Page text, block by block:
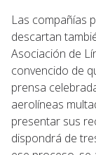
Las compañías
descartan
Asociación de
convencido de
prensa
aerolíneas
presentar sus
dispondrá de